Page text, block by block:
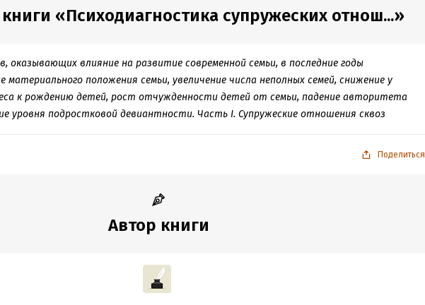
«Психодиагностика супружеских отнош...»
оказывающих влияние на развитие современной семьи, в последние годы
положения семьи, увеличение числа неполных семей, снижение у
к рождению детей, рост отчужденности детей от семьи, падение авторитета
уровня подростковой девиантности. Часть I. Супружеские отношения сквоз
Поделиться
Автор книги